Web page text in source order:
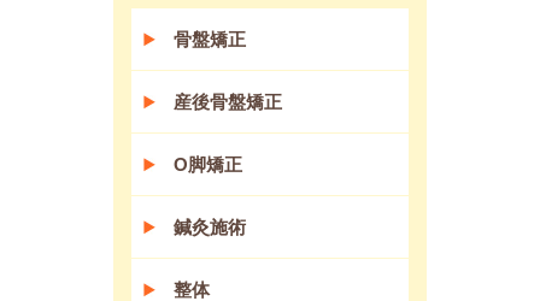
骨盤矯正
産後骨盤矯正
O脚矯正
鍼灸施術
整体